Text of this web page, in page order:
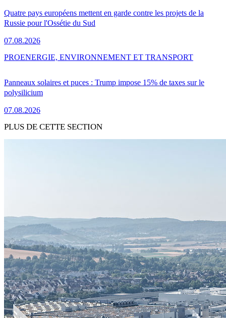
Quatre pays européens mettent en garde contre les projets de la
Russie pour l'Ossétie du Sud
07.08.2026
Panneaux solaires et puces : Trump impose 15% de taxes sur le
polysilicium
07.08.2026
PROENERGIE, ENVIRONNEMENT ET TRANSPORT
PLUS DE CETTE SECTION